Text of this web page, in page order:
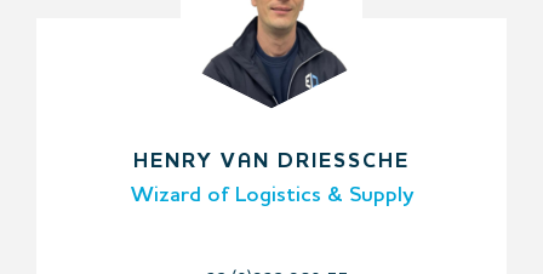
HENRY VAN DRIESSCHE
Wizard of Logistics & Supply